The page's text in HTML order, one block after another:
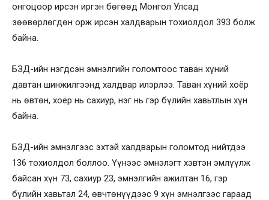
онгоцоор ирсэн иргэн бөгөөд Монгол Улсад
зөөвөрлөгдөн орж ирсэн халдварын тохиолдол 393 болж
байна.
БЗД-ийн нэгдсэн эмнэлгийн голомтоос таван хүний
давтан шинжилгээнд халдвар илэрлээ. Таван хүний хоёр
нь өвтөн, хоёр нь сахиур, нэг нь гэр бүлийн хавьтлын хүн
байна.
БЗД-ийн эмнэлгээс эхтэй халдварын голомтод нийтдээ
136 тохиолдол боллоо. Үүнээс эмнэлэгт хэвтэн эмлүүлж
байсан хүн 73, сахиур 23, эмнэлгийн ажилтан 16, гэр
бүлийн хавьтал 24, өвчтөнүүдээс 9 хүн эмнэлгээс гараад